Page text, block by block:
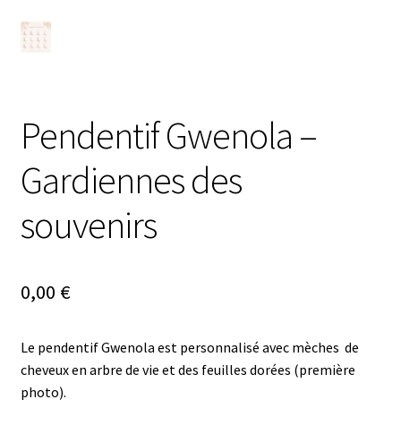
Pendentif Gwenola –
Gardiennes des
souvenirs
0,00 €
Le pendentif Gwenola est personnalisé avec mèches de
cheveux en arbre de vie et des feuilles dorées (première
photo).